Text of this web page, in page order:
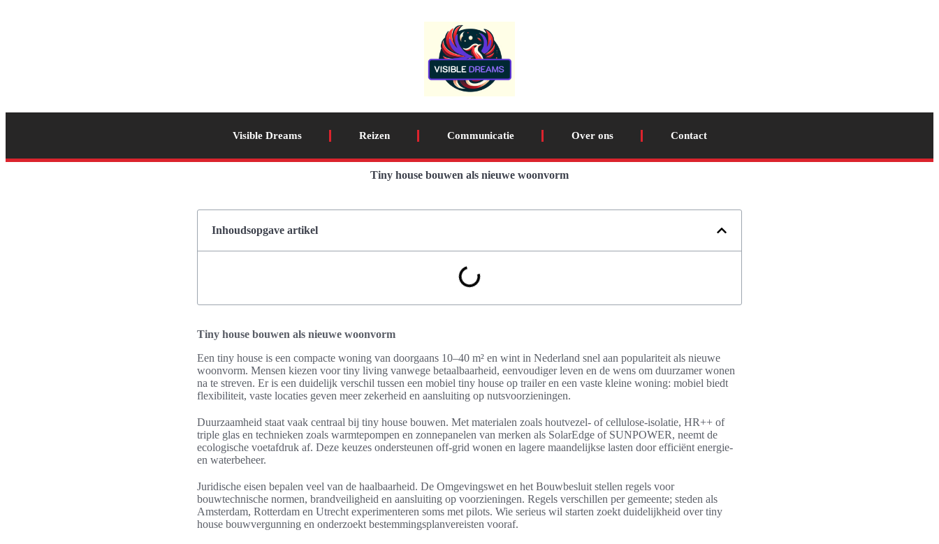
Visible Dreams Reizen Communicatie Over ons Contact
Tiny house bouwen als nieuwe woonvorm
Inhoudsopgave artikel
Tiny house bouwen als nieuwe woonvorm
Een tiny house is een compacte woning van doorgaans 10–40 m² en wint in Nederland snel aan populariteit als nieuwe
woonvorm. Mensen kiezen voor tiny living vanwege betaalbaarheid, eenvoudiger leven en de wens om duurzamer wonen
na te streven. Er is een duidelijk verschil tussen een mobiel tiny house op trailer en een vaste kleine woning: mobiel biedt
flexibiliteit, vaste locaties geven meer zekerheid en aansluiting op nutsvoorzieningen.
Duurzaamheid staat vaak centraal bij tiny house bouwen. Met materialen zoals houtvezel- of cellulose-isolatie, HR++ of
triple glas en technieken zoals warmtepompen en zonnepanelen van merken als SolarEdge of SUNPOWER, neemt de
ecologische voetafdruk af. Deze keuzes ondersteunen off-grid wonen en lagere maandelijkse lasten door efficiënt energie-
en waterbeheer.
Juridische eisen bepalen veel van de haalbaarheid. De Omgevingswet en het Bouwbesluit stellen regels voor
bouwtechnische normen, brandveiligheid en aansluiting op voorzieningen. Regels verschillen per gemeente; steden als
Amsterdam, Rotterdam en Utrecht experimenteren soms met pilots. Wie serieus wil starten zoekt duidelijkheid over tiny
house bouwvergunning en onderzoekt bestemmingsplanvereisten vooraf.